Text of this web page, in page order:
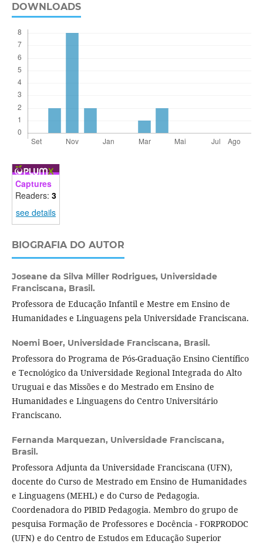
DOWNLOADS
Captures
Readers: 3
see details
BIOGRAFIA DO AUTOR
Joseane da Silva Miller Rodrigues, Universidade
Franciscana, Brasil.
Professora de Educação Infantil e Mestre em Ensino de
Humanidades e Linguagens pela Universidade Franciscana.
Noemi Boer, Universidade Franciscana, Brasil.
Professora do Programa de Pós-Graduação Ensino Científico
e Tecnológico da Universidade Regional Integrada do Alto
Uruguai e das Missões e do Mestrado em Ensino de
Humanidades e Linguagens do Centro Universitário
Franciscano.
Fernanda Marquezan, Universidade Franciscana,
Brasil.
Professora Adjunta da Universidade Franciscana (UFN),
docente do Curso de Mestrado em Ensino de Humanidades
e Linguagens (MEHL) e do Curso de Pedagogia.
Coordenadora do PIBID Pedagogia. Membro do grupo de
pesquisa Formação de Professores e Docência - FORPRODOC
(UFN) e do Centro de Estudos em Educação Superior